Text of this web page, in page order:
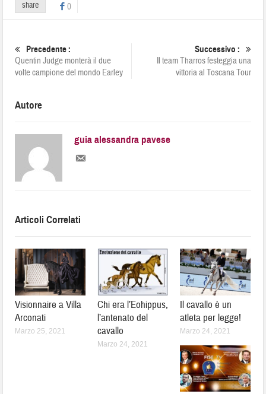
share 0
Precedente :
Quentin Judge monterà il due
volte campione del mondo Earley
Successivo :
Il team Tharros festeggia una
vittoria al Toscana Tour
Autore
guia alessandra pavese
Articoli Correlati
Visionnaire a Villa
Arconati
Marzo 25, 2021
Chi era l’Eohippus,
l’antenato del
cavallo
Marzo 24, 2021
Il cavallo è un
atleta per legge!
Marzo 24, 2021